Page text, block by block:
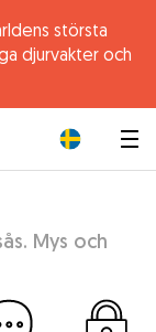
största
djurvakter och
Mys och